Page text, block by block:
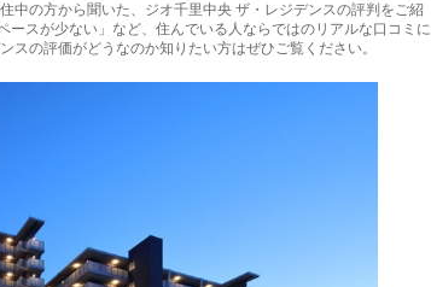
中の方から聞いた、ジオ千里中央 ザ・レジデンスの評判をご紹
スが少ない」など、住んでいる人ならではのリアルな口コミに
の評価がどうなのか知りたい方はぜひご覧ください。